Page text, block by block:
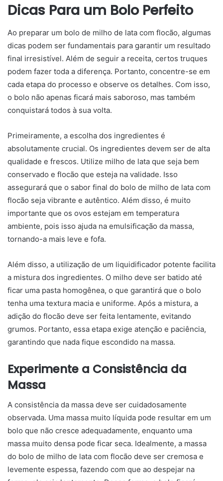
Dicas Para um Bolo Perfeito
Ao preparar um bolo de milho de lata com flocão, algumas
dicas podem ser fundamentais para garantir um resultado
final irresistível. Além de seguir a receita, certos truques
podem fazer toda a diferença. Portanto, concentre-se em
cada etapa do processo e observe os detalhes. Com isso,
o bolo não apenas ficará mais saboroso, mas também
conquistará todos à sua volta.
Primeiramente, a escolha dos ingredientes é
absolutamente crucial. Os ingredientes devem ser de alta
qualidade e frescos. Utilize milho de lata que seja bem
conservado e flocão que esteja na validade. Isso
assegurará que o sabor final do bolo de milho de lata com
flocão seja vibrante e autêntico. Além disso, é muito
importante que os ovos estejam em temperatura
ambiente, pois isso ajuda na emulsificação da massa,
tornando-a mais leve e fofa.
Além disso, a utilização de um liquidificador potente facilita
a mistura dos ingredientes. O milho deve ser batido até
ficar uma pasta homogênea, o que garantirá que o bolo
tenha uma textura macia e uniforme. Após a mistura, a
adição do flocão deve ser feita lentamente, evitando
grumos. Portanto, essa etapa exige atenção e paciência,
garantindo que nada fique escondido na massa.
Experimente a Consistência da
Massa
A consistência da massa deve ser cuidadosamente
observada. Uma massa muito líquida pode resultar em um
bolo que não cresce adequadamente, enquanto uma
massa muito densa pode ficar seca. Idealmente, a massa
do bolo de milho de lata com flocão deve ser cremosa e
levemente espessa, fazendo com que ao despejar na